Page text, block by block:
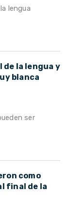
lengua
de la lengua y
blanca
ser
como
final de la